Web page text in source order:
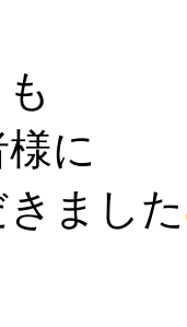
に
ました